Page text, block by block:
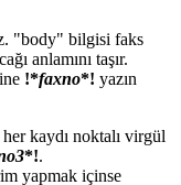
"body" bilgisi faks
anlamını taşır.
!*faxno*! yazın
kaydı noktalı virgül
*!.
yapmak içinse